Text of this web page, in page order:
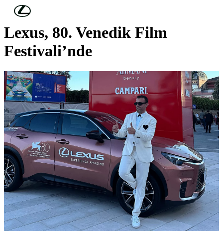
Skip to Main Content
Lexus, 80. Venedik Film
Festivali’nde